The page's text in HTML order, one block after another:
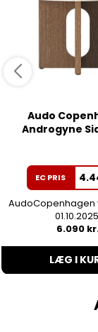
Audo
Androgyne
EC PRIS
AudoCopenhagen
6.090
LÆG I